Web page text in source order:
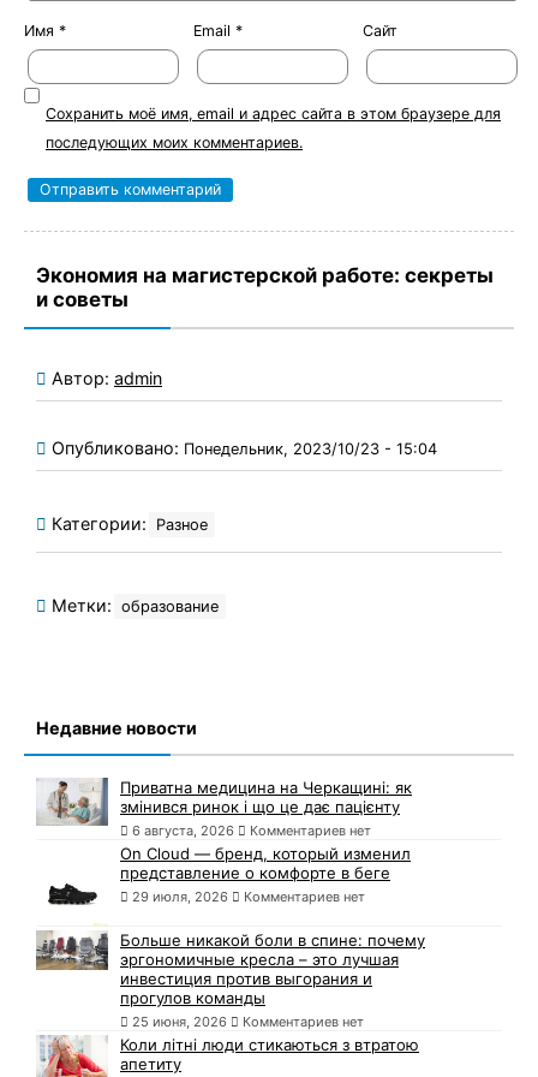
Имя * Email * Сайт
Сохранить моё имя, email и адрес сайта в этом браузере для
последующих моих комментариев.
Экономия на магистерской работе: секреты
и советы
Автор: admin
Опубликовано: Понедельник, 2023/10/23 - 15:04
Категории: Разное
Метки: образование
Недавние новости
Приватна медицина на Черкащині: як
змінився ринок і що це дає пацієнту
6 августа, 2026 Комментариев нет
On Cloud — бренд, который изменил
представление о комфорте в беге
29 июля, 2026 Комментариев нет
Больше никакой боли в спине: почему
эргономичные кресла – это лучшая
инвестиция против выгорания и
прогулов команды
25 июня, 2026 Комментариев нет
Коли літні люди стикаються з втратою
апетиту